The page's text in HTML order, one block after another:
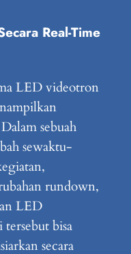
Real-Time
LED videotron
sebuah
sewaktu-
rundown,
LED
bisa
secara